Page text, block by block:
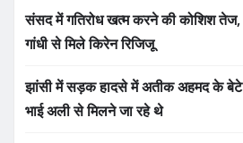
संसद में गतिरोध खत्म करने की कोशिश तेज,
गांधी से मिले किरेन रिजिजू
झांसी में सड़क हादसे में अतीक अहमद के
भाई अली से मिलने जा रहे थे